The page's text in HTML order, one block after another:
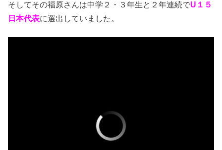
そしてその福原さんは中学２・３年生と２年連続でU１５
日本代表に選出していました。